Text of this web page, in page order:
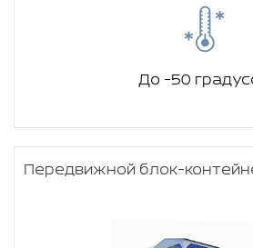
До -50
Передвижной блок-